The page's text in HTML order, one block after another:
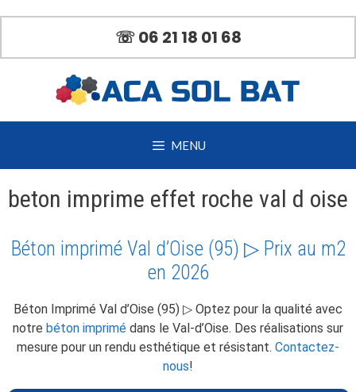
contenu
☏ 06 21 18 01 68
MENU
beton imprime effet roche val d oise
Béton imprimé Val d’Oise (95) ▷ Prix au m2
en 2026
Béton Imprimé Val d’Oise (95) ▷ Optez pour la qualité avec
notre béton imprimé dans le Val-d’Oise. Des réalisations sur
mesure pour un rendu esthétique et résistant. Contactez-
nous!